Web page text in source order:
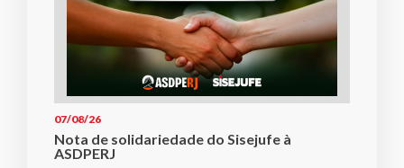
07/08/26
Nota de solidariedade do Sisejufe à
ASDPERJ